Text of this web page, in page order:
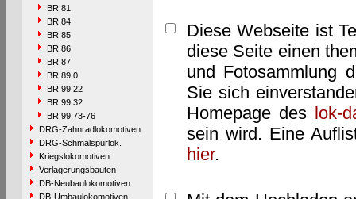
BR 81
BR 84
BR 85
BR 86
BR 87
BR 89.0
BR 99.22
BR 99.32
BR 99.73-76
DRG-Zahnradlokomotiven
DRG-Schmalspurlok.
Kriegslokomotiven
Verlagerungsbauten
DB-Neubaulokomotiven
DB-Umbaulokomotiven
Diese Webseite ist
diese Seite einen
und Fotosammlung
Sie sich
Homepage des lok-
sein wird. Eine
hier.